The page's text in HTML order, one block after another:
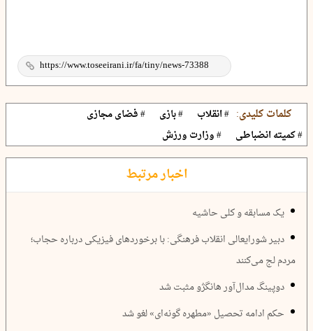
کلمات کلیدی: # انقلاب # بازی
# فضای مجازی
# کمیته انضباطی
# وزارت ورزش
اخبار مرتبط
یک مسابقه و کلی حاشیه
دبیر شورایعالی انقلاب فرهنگی: با برخورد‌های فیزیکی درباره حجاب؛
مردم لج می‌کنند
دوپینگ مدال‌آور هانگژو مثبت شد
حکم ادامه تحصیل «مطهره گونه‌ای» لغو شد